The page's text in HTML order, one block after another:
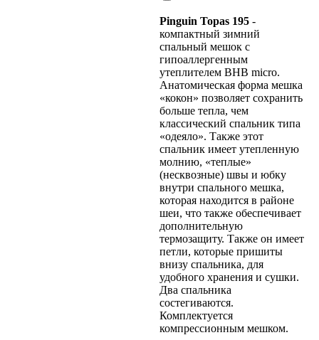
Pinguin Topas 195 -
компактный зимний
спальный мешок с
гипоаллергенным
утеплителем BHB micro.
Анатомическая форма мешка
«кокон» позволяет сохранить
больше тепла, чем
классический спальник типа
«одеяло». Также этот
спальник имеет утепленную
молнию, «теплые»
(несквозные) швы и юбку
внутри спального мешка,
которая находится в районе
шеи, что также обеспечивает
дополнительную
термозащиту. Также он имеет
петли, которые пришиты
внизу спальника, для
удобного хранения и сушки.
Два спальника
состегиваются.
Комплектуется
компрессионным мешком.